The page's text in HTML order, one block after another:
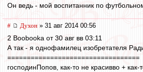
Он ведь - мой воспитанник по
# Духон » 31 авг 2014 00:56
2 Boobooka от 30 авг вв 03:11
А так - я однофамилец изобретателя
==================================
господинПопов, как-то не красивво +